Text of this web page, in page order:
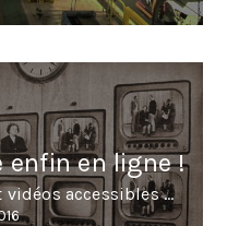
enfin en ligne !
accessibles ...